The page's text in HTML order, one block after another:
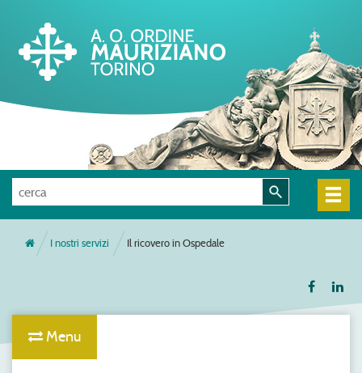
I nostri servizi Il ricovero in Ospedale
Menu